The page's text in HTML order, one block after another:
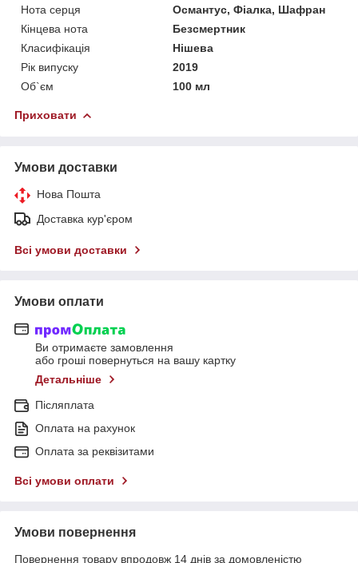
Нота серця
Османтус, Фіалка, Шафран
Кінцева нота
Безсмертник
Класифікація
Нішева
Рік випуску
2019
Об`єм
100 мл
Приховати
Умови доставки
Нова Пошта
Доставка кур'єром
Всі умови доставки
Умови оплати
Ви отримаєте замовлення
або гроші повернуться на вашу картку
Детальніше
Післяплата
Оплата на рахунок
Оплата за реквізитами
Всі умови оплати
Умови повернення
Повернення товару впродовж 14 днів за домовленістю